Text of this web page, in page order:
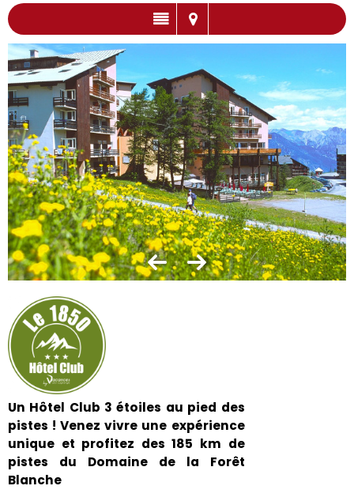
Un Hôtel Club 3 étoiles au pied des
pistes ! Venez vivre une expérience
unique et profitez des 185 km de
pistes du Domaine de la Forêt
Blanche